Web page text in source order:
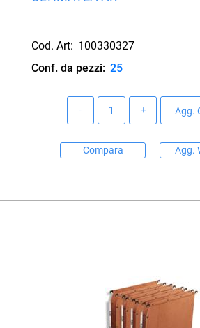
Cod. Art: 100330327
Conf. da pezzi: 25
Agg.
Compara Agg.